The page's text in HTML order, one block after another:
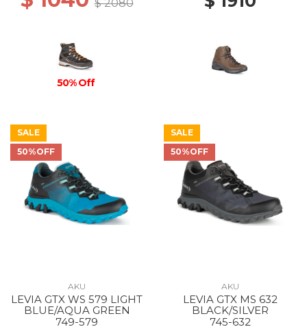
$ 2080
50% Off
SALE
50%OFF
AKU
LEVIA GTX WS 579 LIGHT
BLUE/AQUA GREEN
749-579
SALE
50%OFF
AKU
LEVIA GTX MS 632
BLACK/SILVER
745-632